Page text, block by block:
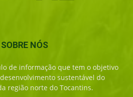
SOBRE NÓS
de informação que tem o objetivo
sustentável do
região norte do Tocantins.